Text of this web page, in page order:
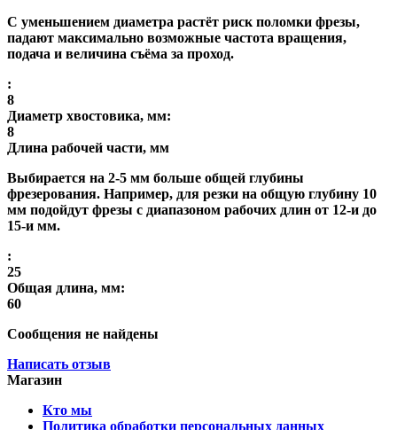
С уменьшением диаметра растёт риск поломки фрезы,
падают максимально возможные частота вращения,
подача и величина съёма за проход.
:
8
Диаметр хвостовика, мм:
8
Длина рабочей части, мм
Выбирается на 2-5 мм больше общей глубины
фрезерования. Например, для резки на общую глубину 10
мм подойдут фрезы с диапазоном рабочих длин от 12-и до
15-и мм.
:
25
Общая длина, мм:
60
Сообщения не найдены
Написать отзыв
Магазин
Кто мы
Политика обработки персональных данных